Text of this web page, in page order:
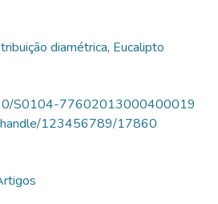
diamétrica, Eucalipto
S0104-77602013000400019
123456789/17860